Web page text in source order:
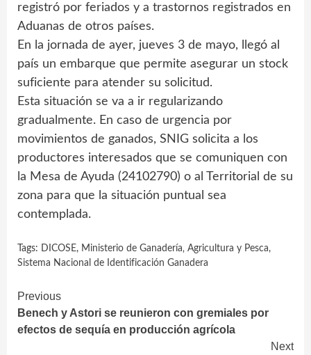
registró por feriados y a trastornos registrados en
Aduanas de otros países.
En la jornada de ayer, jueves 3 de mayo, llegó al
país un embarque que permite asegurar un stock
suficiente para atender su solicitud.
Esta situación se va a ir regularizando
gradualmente. En caso de urgencia por
movimientos de ganados, SNIG solicita a los
productores interesados que se comuniquen con
la Mesa de Ayuda (24102790) o al Territorial de su
zona para que la situación puntual sea
contemplada.
Tags: DICOSE, Ministerio de Ganadería‚ Agricultura y Pesca,
Sistema Nacional de Identificación Ganadera
Continue
Reading
Previous
Benech y Astori se reunieron con gremiales por
efectos de sequía en producción agrícola
Next